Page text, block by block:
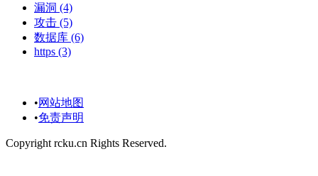
漏洞 (4)
攻击 (5)
数据库 (6)
https (3)
•网站地图
•免责声明
Copyright rcku.cn Rights Reserved.